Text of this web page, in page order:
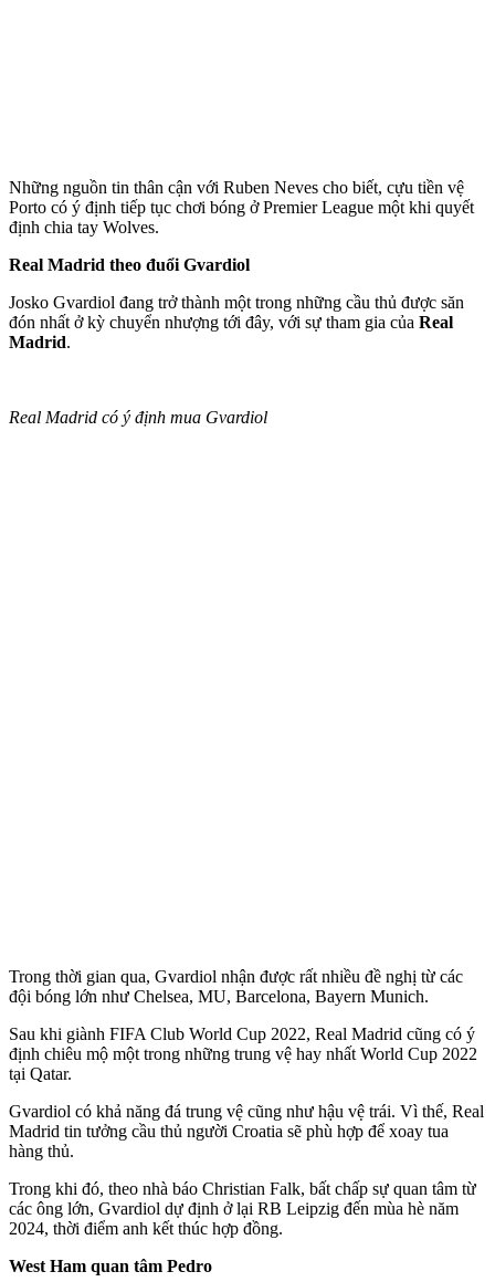
Những nguồn tin thân cận với Ruben Neves cho biết, cựu tiền vệ
Porto có ý định tiếp tục chơi bóng ở Premier League một khi quyết
định chia tay Wolves.
Real Madrid theo đuổi Gvardiol
Josko Gvardiol đang trở thành một trong những cầu thủ được săn
đón nhất ở kỳ chuyển nhượng tới đây, với sự tham gia của Real
Madrid.
Real Madrid có ý định mua Gvardiol
Trong thời gian qua, Gvardiol nhận được rất nhiều đề nghị từ các
đội bóng lớn như Chelsea, MU, Barcelona, Bayern Munich.
Sau khi giành FIFA Club World Cup 2022, Real Madrid cũng có ý
định chiêu mộ một trong những trung vệ hay nhất World Cup 2022
tại Qatar.
Gvardiol có khả năng đá trung vệ cũng như hậu vệ trái. Vì thế, Real
Madrid tin tưởng cầu thủ người Croatia sẽ phù hợp để xoay tua
hàng thủ.
Trong khi đó, theo nhà báo Christian Falk, bất chấp sự quan tâm từ
các ông lớn, Gvardiol dự định ở lại RB Leipzig đến mùa hè năm
2024, thời điểm anh kết thúc hợp đồng.
West Ham quan tâm Pedro